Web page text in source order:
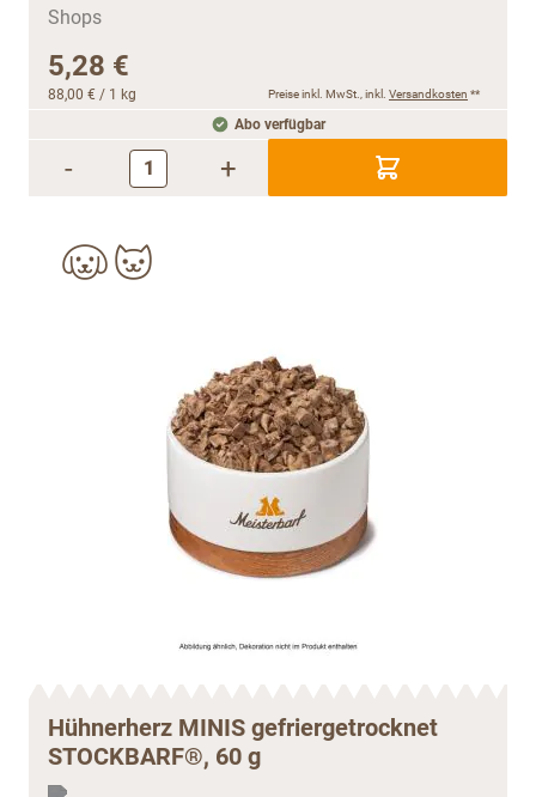
5,28 €
88,00 € / 1 kg Preise inkl. MwSt., inkl. Versandkosten **
Abo verfügbar
- +
Hühnerherz MINIS gefriergetrocknet
STOCKBARF®, 60 g